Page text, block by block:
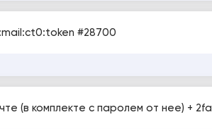
TWITTER / PROFILE / AUTOREG 2026 / MALE: MIX/ FORMAT: Login:pass:2fa:mail:ct0:token #28700
(в комплекте с паролем от нее) + 2fa